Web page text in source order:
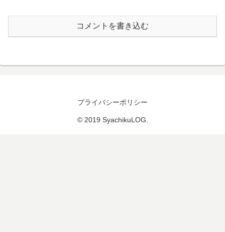
コメントを書き込む
プライバシーポリシー
© 2019 SyachikuLOG.